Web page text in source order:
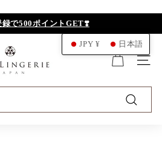
JPY ¥ 日本語
録で500ポイントGET❣️
ナビ
検